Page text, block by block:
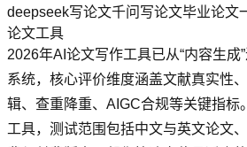
deepseek写论文千问写论文毕业论文
论文工具
2026年AI论文写作工具已从“内容生成
系统，核心评价维度涵盖文献真实性
辑、查重降重、AIGC合规等关键指标
工具，测试范围包括中文与英文论文